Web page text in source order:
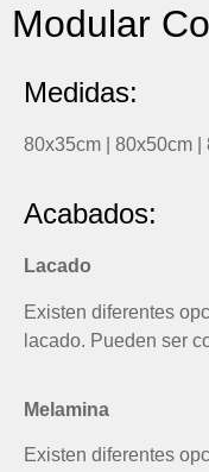
Modular
Medidas:
80x35cm | 80x50cm |
Acabados:
Lacado
Existen diferentes
lacado. Pueden ser
Melamina
Existen diferentes